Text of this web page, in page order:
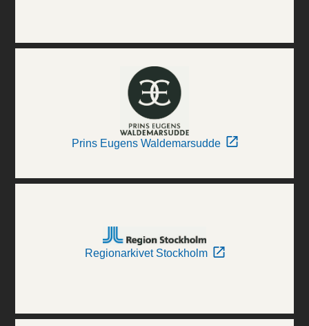
Prins Eugens Waldemarsudde
Regionarkivet Stockholm